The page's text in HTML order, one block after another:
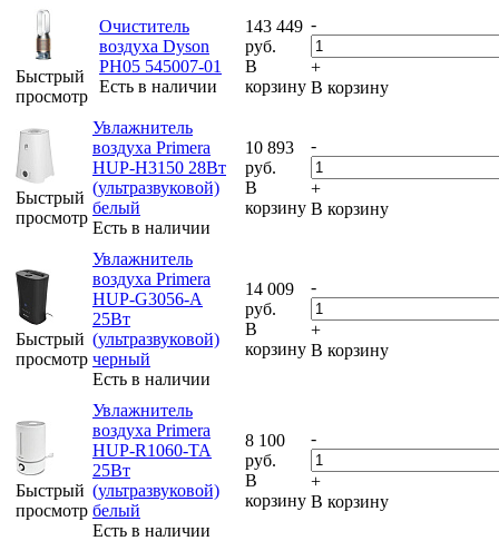
Быстрый
просмотр
Очиститель
воздуха Dyson
PH05 545007-01
Есть в наличии
143 449
руб.
В
корзину
-
+
В корзину
Быстрый
просмотр
Увлажнитель
воздуха Primera
HUP-H3150 28Вт
(ультразвуковой)
белый
Есть в наличии
10 893
руб.
В
корзину
-
+
В корзину
Быстрый
просмотр
Увлажнитель
воздуха Primera
HUP-G3056-A
25Вт
(ультразвуковой)
черный
Есть в наличии
14 009
руб.
В
корзину
-
+
В корзину
Быстрый
просмотр
Увлажнитель
воздуха Primera
HUP-R1060-TA
25Вт
(ультразвуковой)
белый
Есть в наличии
8 100
руб.
В
корзину
-
+
В корзину